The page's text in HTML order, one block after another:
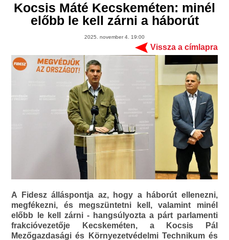
Kocsis Máté Kecskeméten: minél
előbb le kell zárni a háborút
2025. november 4. 19:00
Vissza a címlapra
A Fidesz álláspontja az, hogy a háborút ellenezni,
megfékezni, és megszüntetni kell, valamint minél
előbb le kell zárni - hangsúlyozta a párt parlamenti
frakcióvezetője Kecskeméten, a Kocsis Pál
Mezőgazdasági és Környezetvédelmi Technikum és